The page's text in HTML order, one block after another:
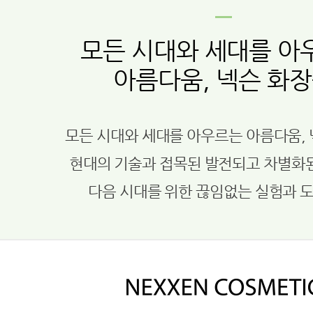
모든 시대와 세대를 아
아름다움, 넥슨 화
모든 시대와 세대를 아우르는 아름다움,
현대의 기술과 접목된 발전되고 차별화
다음 시대를 위한 끊임없는 실험과